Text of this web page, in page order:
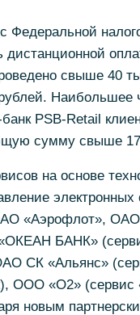
Федеральной
свыше 40
Наибольшее
PSB-Retail
сумму свыше
на основе
электронных
«Аэрофлот»,
БАНК»
СК «Альянс»
ООО «О2» (сервис
новым